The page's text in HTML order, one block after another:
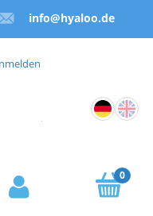
info@hyaloo.de